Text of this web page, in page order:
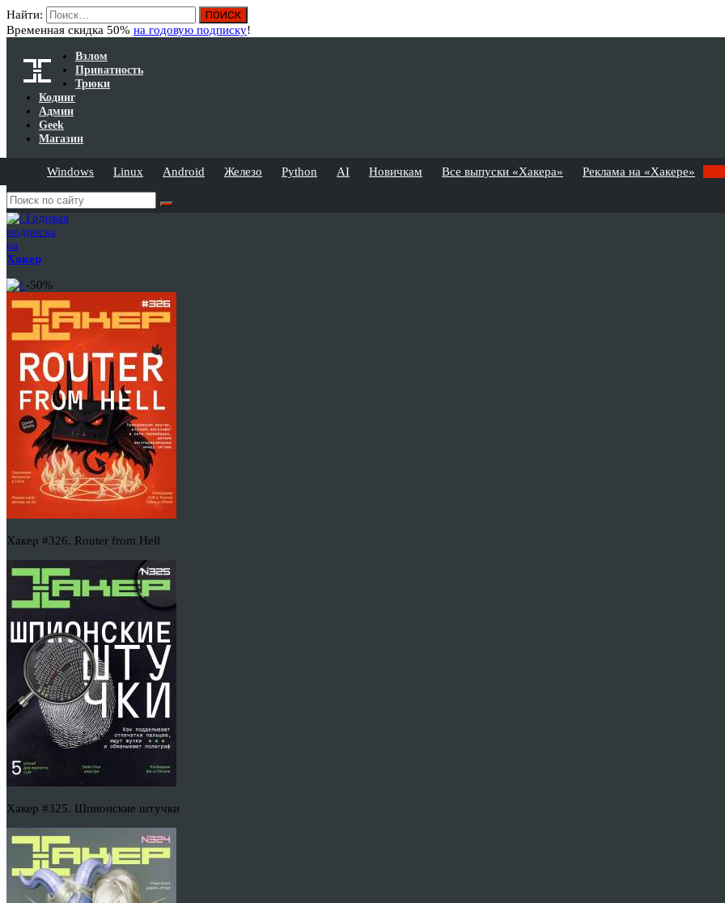
Найти:
Временная скидка 50% на годовую подписку!
Взлом
Приватность
Трюки
Кодинг
Админ
Geek
Магазин
Windows Linux Android Железо Python AI Новичкам Все выпуски «Хакера» Реклама на «Хакере»
Годовая
подписка
на
Хакер
-50%
Хакер #326. Router from Hell
Хакер #325. Шпионские штучки